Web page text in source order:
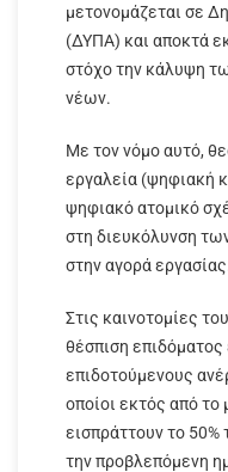
μετονομάζεται σε
(ΔΥΠΑ) και αποκτά
στόχο την κάλυψη
νέων.
Με τον νόμο αυτό,
εργαλεία (ψηφιακή
ψηφιακό ατομικό
στη διευκόλυνση
στην αγορά
Στις καινοτομίες
θέσπιση επιδόματος
επιδοτούμενους
οποίοι εκτός από το
εισπράττουν το 50%
την προβλεπόμενη